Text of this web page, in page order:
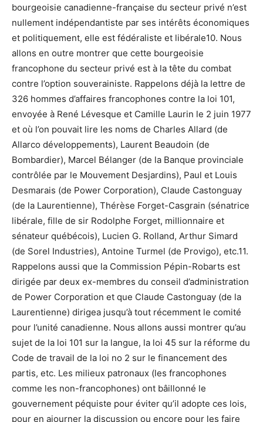
bourgeoisie canadienne-française du secteur privé n’est
nullement indépendantiste par ses intérêts économiques
et politiquement, elle est fédéraliste et libérale10. Nous
allons en outre montrer que cette bourgeoisie
francophone du secteur privé est à la tête du combat
contre l’option souverainiste. Rappelons déjà la lettre de
326 hommes d’affaires francophones contre la loi 101,
envoyée à René Lévesque et Camille Laurin le 2 juin 1977
et où l’on pouvait lire les noms de Charles Allard (de
Allarco développements), Laurent Beaudoin (de
Bombardier), Marcel Bélanger (de la Banque provinciale
contrôlée par le Mouvement Desjardins), Paul et Louis
Desmarais (de Power Corporation), Claude Castonguay
(de la Laurentienne), Thérèse Forget-Casgrain (sénatrice
libérale, fille de sir Rodolphe Forget, millionnaire et
sénateur québécois), Lucien G. Rolland, Arthur Simard
(de Sorel Industries), Antoine Turmel (de Provigo), etc.11.
Rappelons aussi que la Commission Pépin-Robarts est
dirigée par deux ex-membres du conseil d’administration
de Power Corporation et que Claude Castonguay (de la
Laurentienne) dirigea jusqu’à tout récemment le comité
pour l’unité canadienne. Nous allons aussi montrer qu’au
sujet de la loi 101 sur la langue, la loi 45 sur la réforme du
Code de travail de la loi no 2 sur le financement des
partis, etc. Les milieux patronaux (les francophones
comme les non-francophones) ont bâillonné le
gouvernement péquiste pour éviter qu’il adopte ces lois,
pour en ajourner la discussion ou encore pour les faire